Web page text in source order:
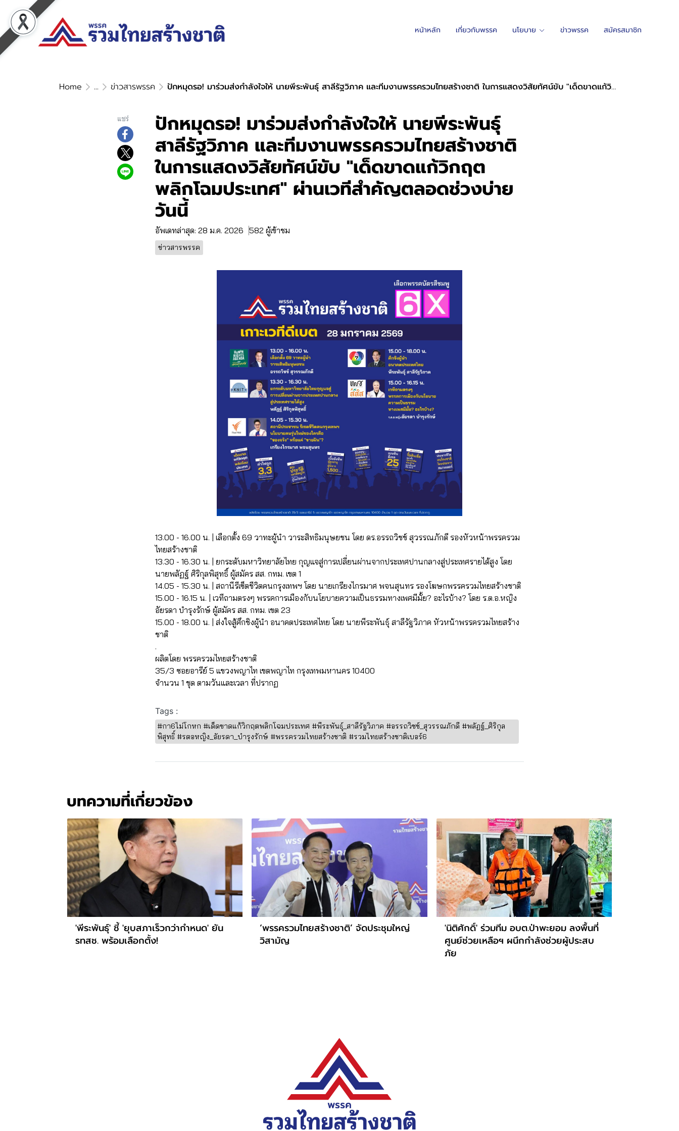
หน้าหลัก เกี่ยวกับพรรค นโยบาย ข่าวพรรค สมัครสมาชิก
Home ... ข่าวสารพรรค ปักหมุดรอ! มาร่วมส่งกำลังใจให้ นายพีระพันธุ์ สาลีรัฐวิภาค และทีมงานพรรครวมไทยสร้างชาติ ในการแสดงวิสัยทัศน์ขับ "เด็ดขาดแก้วิกฤต พลิกโฉมประเทศ" ผ่านเวทีสำคัญตลอดช่วงบ่ายวันนี้
แชร์ ปักหมุดรอ! มาร่วมส่งกำลังใจให้ นายพีระพันธุ์
สาลีรัฐวิภาค และทีมงานพรรครวมไทยสร้างชาติ
ในการแสดงวิสัยทัศน์ขับ "เด็ดขาดแก้วิกฤต
พลิกโฉมประเทศ" ผ่านเวทีสำคัญตลอดช่วงบ่าย
วันนี้
อัพเดทล่าสุด: 28 ม.ค. 2026 582 ผู้เข้าชม
ข่าวสารพรรค
13.00 - 16.00 น. | เลือกตั้ง 69 วาทะผู้นำ วาระสิทธิมนุษยชน โดย ดร.อรรถวิชช์ สุวรรณภักดี รองหัวหน้าพรรครวม
ไทยสร้างชาติ
13.30 - 16.30 น. | ยกระดับมหาวิทยาลัยไทย กุญแจสู่การเปลี่ยนผ่านจากประเทศปานกลางสู่ประเทศรายได้สูง โดย
นายพลัฏฐ์ ศิริกุลพิสุทธิ์ ผู้สมัคร สส. กทม. เขต 1
14.05 - 15.30 น. | สถานีรีเซ็ตชีวิตคนกรุงเทพฯ โดย นายเกรียงไกรมาศ พจนสุนทร รองโฆษกพรรครวมไทยสร้างชาติ
15.00 - 16.15 น. | เวทีถามตรงๆ พรรคการเมืองกับนโยบายความเป็นธรรมทางเพศมีมั้ย? อะไรบ้าง? โดย ร.ต.อ.หญิง
อัยรดา บำรุงรักษ์ ผู้สมัคร สส. กทม. เขต 23
15.00 - 18.00 น. | ส่งใจสู้ศึกชิงผู้นำ อนาคตประเทศไทย โดย นายพีระพันธุ์ สาลีรัฐวิภาค หัวหน้าพรรครวมไทยสร้าง
ชาติ
.
ผลิตโดย พรรครวมไทยสร้างชาติ
35/3 ซอยอารีย์ 5 แขวงพญาไท เขตพญาไท กรุงเทพมหานคร 10400
จำนวน 1 ชุด ตามวันและเวลา ที่ปรากฏ
Tags :
#กา6ไม่โกหก #เด็ดขาดแก้วิกฤตพลิกโฉมประเทศ #พีระพันธุ์_สาลีรัฐวิภาค #อรรถวิชช์_สุวรรณภักดี #พลัฏฐ์_ศิริกุล
พิสุทธิ์ #รตอหญิง_อัยรดา_บำรุงรักษ์ #พรรครวมไทยสร้างชาติ #รวมไทยสร้างชาติเบอร์6
บทความที่เกี่ยวข้อง
'พีระพันธุ์' ชี้ 'ยุบสภาเร็วกว่ากำหนด' ยัน
รทสช. พร้อมเลือกตั้ง!
‘พรรครวมไทยสร้างชาติ’ จัดประชุมใหญ่
วิสามัญ
'นิติศักดิ์' ร่วมทีม อบต.ป่าพะยอม ลงพื้นที่
ศูนย์ช่วยเหลือฯ ผนึกกำลังช่วยผู้ประสบ
ภัย